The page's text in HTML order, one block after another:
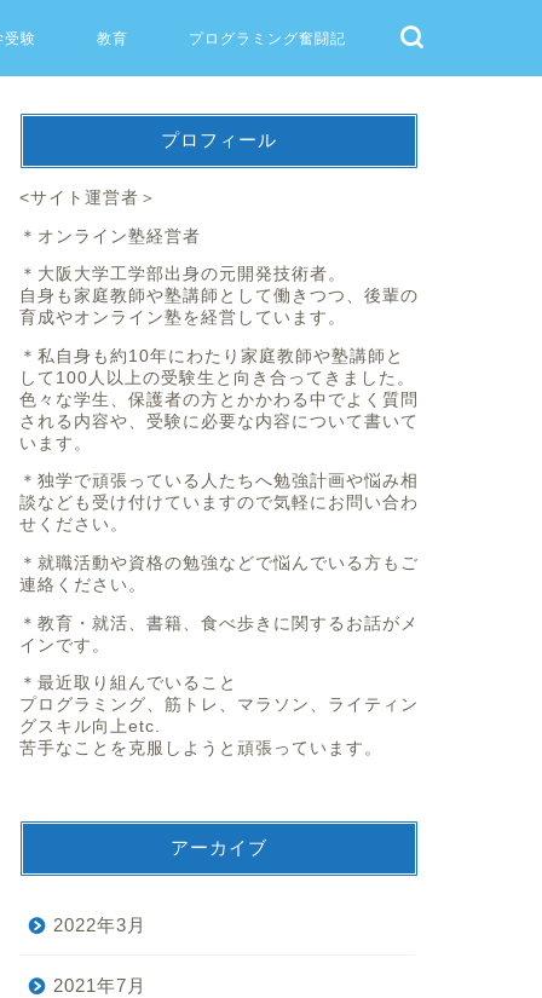
受験 教育 プログラミング奮闘記
プロフィール
<サイト運営者＞
＊オンライン塾経営者
＊大阪大学工学部出身の元開発技術者。
自身も家庭教師や塾講師として働きつつ、後輩の
育成やオンライン塾を経営しています。
＊私自身も約10年にわたり家庭教師や塾講師と
して100人以上の受験生と向き合ってきました。
色々な学生、保護者の方とかかわる中でよく質問
される内容や、受験に必要な内容について書いて
います。
＊独学で頑張っている人たちへ勉強計画や悩み相
談なども受け付けていますので気軽にお問い合わ
せください。
＊就職活動や資格の勉強などで悩んでいる方もご
連絡ください。
＊教育・就活、書籍、食べ歩きに関するお話がメ
インです。
＊最近取り組んでいること
プログラミング、筋トレ、マラソン、ライティン
グスキル向上etc.
苦手なことを克服しようと頑張っています。
アーカイブ
2022年3月
2021年7月